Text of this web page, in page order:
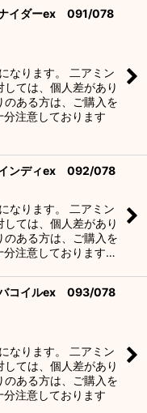
ナイダーex 091/078
なります。 二アミン
しては、個人差があり
のある方は、ご購入を
注意しております
インディex 092/078
なります。 二アミン
しては、個人差があり
のある方は、ご購入を
注意しております…
バコイルex 093/078
なります。 二アミン
しては、個人差があり
のある方は、ご購入を
注意しております